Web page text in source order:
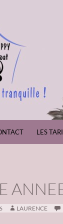
LES
LAURENCE